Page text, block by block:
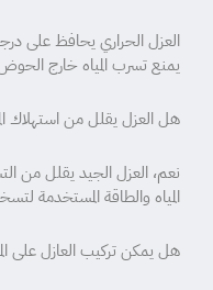
العزل الحراري يحافظ على
يمنع تسرب المياه خارج
هل العزل يقلل من استهلاك
نعم، العزل الجيد يقلل من
المياه والطاقة المستخدمة
هل يمكن تركيب العازل على